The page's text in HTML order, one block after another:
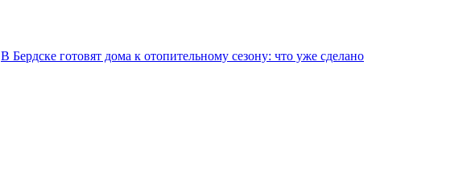
В Бердске готовят дома к отопительному сезону: что уже сделано